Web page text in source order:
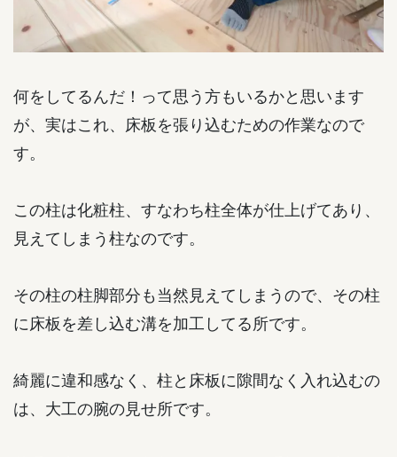
何をしてるんだ！って思う方もいるかと思います
が、実はこれ、床板を張り込むための作業なので
す。
この柱は化粧柱、すなわち柱全体が仕上げてあり、
見えてしまう柱なのです。
その柱の柱脚部分も当然見えてしまうので、その柱
に床板を差し込む溝を加工してる所です。
綺麗に違和感なく、柱と床板に隙間なく入れ込むの
は、大工の腕の見せ所です。